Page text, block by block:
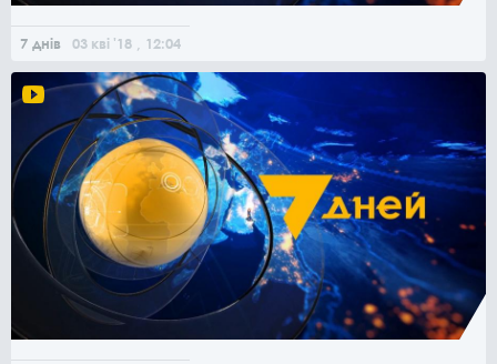
7 днів 03 кві '18 , 12:04